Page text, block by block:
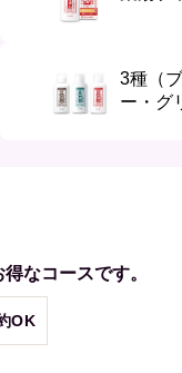
3種（
ー・グ
なコースです。
OK